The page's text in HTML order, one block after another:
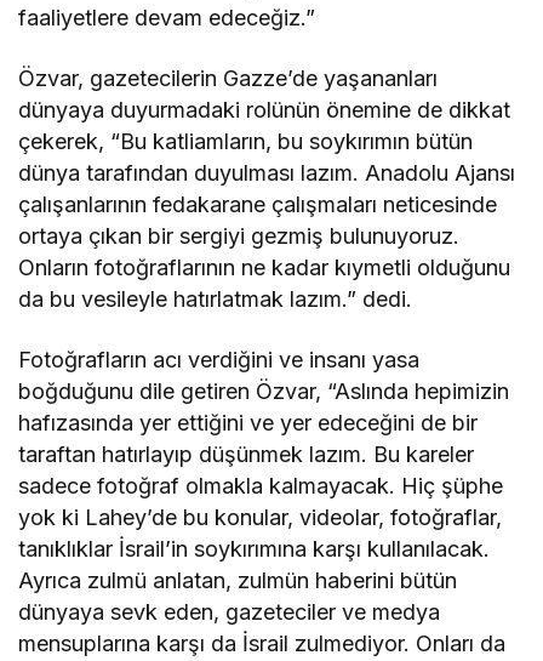
faaliyetlere devam edeceğiz.”
Özvar, gazetecilerin Gazze’de yaşananları
dünyaya duyurmadaki rolünün önemine de dikkat
çekerek, “Bu katliamların, bu soykırımın bütün
dünya tarafından duyulması lazım. Anadolu Ajansı
çalışanlarının fedakarane çalışmaları neticesinde
ortaya çıkan bir sergiyi gezmiş bulunuyoruz.
Onların fotoğraflarının ne kadar kıymetli olduğunu
da bu vesileyle hatırlatmak lazım.” dedi.
Fotoğrafların acı verdiğini ve insanı yasa
boğduğunu dile getiren Özvar, “Aslında hepimizin
hafızasında yer ettiğini ve yer edeceğini de bir
taraftan hatırlayıp düşünmek lazım. Bu kareler
sadece fotoğraf olmakla kalmayacak. Hiç şüphe
yok ki Lahey’de bu konular, videolar, fotoğraflar,
tanıklıklar İsrail’in soykırımına karşı kullanılacak.
Ayrıca zulmü anlatan, zulmün haberini bütün
dünyaya sevk eden, gazeteciler ve medya
mensuplarına karşı da İsrail zulmediyor. Onları da